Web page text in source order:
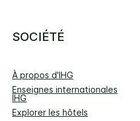
SOCIÉTÉ
À propos d'IHG
Enseignes internationales
IHG
Explorer les hôtels